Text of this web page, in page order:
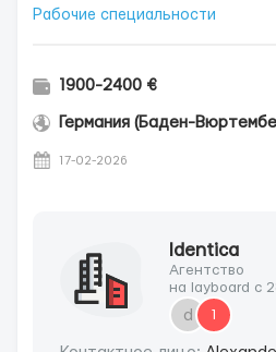
Рабочие специальности
1900-2400 €
Германия (Баден-
17-02-2026
Identica
Агентство
на layboard с
d 1